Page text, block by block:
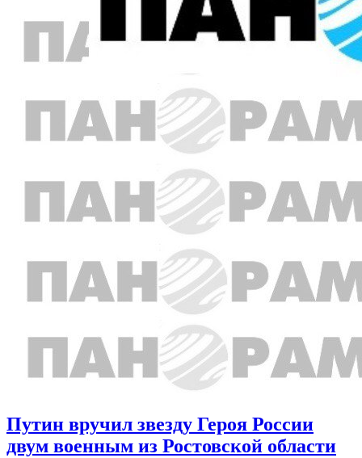
Путин вручил звезду Героя России
двум военным из Ростовской области